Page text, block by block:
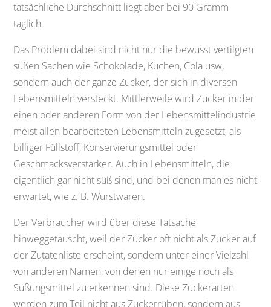
tatsächliche Durchschnitt liegt aber bei 90 Gramm
täglich.
Das Problem dabei sind nicht nur die bewusst vertilgten
süßen Sachen wie Schokolade, Kuchen, Cola usw,
sondern auch der ganze Zucker, der sich in diversen
Lebensmitteln versteckt. Mittlerweile wird Zucker in der
einen oder anderen Form von der Lebensmittelindustrie
meist allen bearbeiteten Lebensmitteln zugesetzt, als
billiger Füllstoff, Konservierungsmittel oder
Geschmacksverstärker. Auch in Lebensmitteln, die
eigentlich gar nicht süß sind, und bei denen man es nicht
erwartet, wie z. B. Wurstwaren.
Der Verbraucher wird über diese Tatsache
hinweggetäuscht, weil der Zucker oft nicht als Zucker auf
der Zutatenliste erscheint, sondern unter einer Vielzahl
von anderen Namen, von denen nur einige noch als
Süßungsmittel zu erkennen sind. Diese Zuckerarten
werden zum Teil nicht aus Zuckerrüben, sondern aus